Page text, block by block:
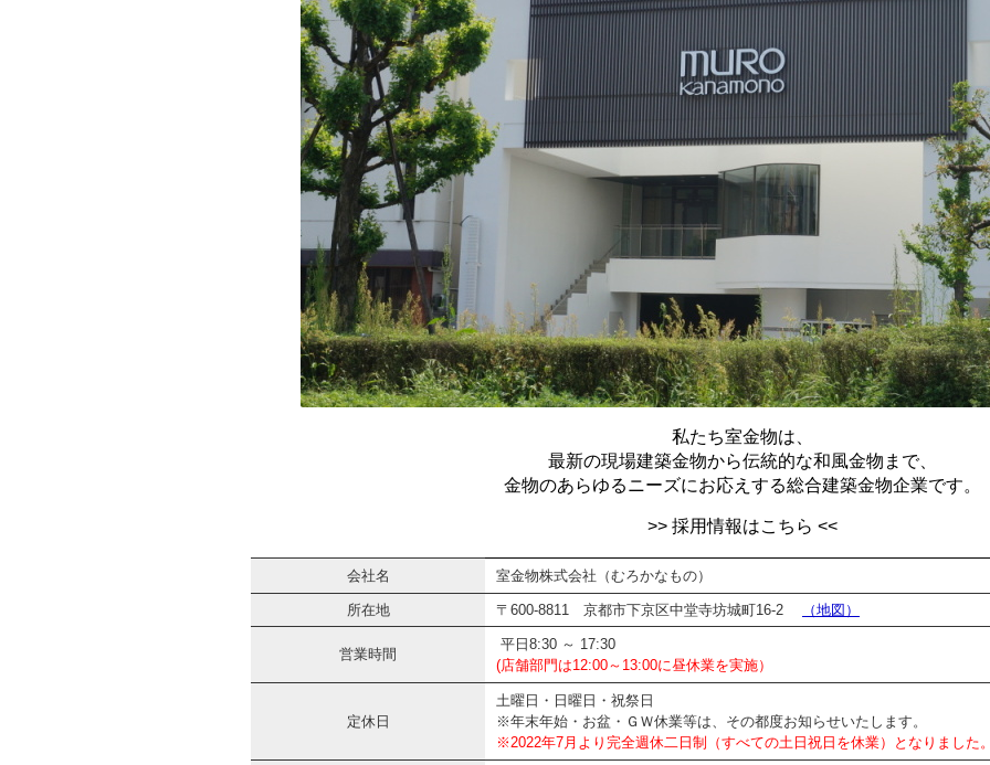
私たち室金物は、
最新の現場建築金物から伝統的な和風金物まで、
金物のあらゆるニーズにお応えする総合建築金物企業です。
>> 採用情報はこちら <<
会社名 室金物株式会社（むろかなもの）
所在地 〒600-8811 京都市下京区中堂寺坊城町16-2 （地図）
営業時間
平日8:30 ～ 17:30
(店舗部門は12:00～13:00に昼休業を実施）
定休日
土曜日・日曜日・祝祭日
※年末年始・お盆・ＧＷ休業等は、その都度お知らせいたします。
※2022年7月より完全週休二日制（すべての土日祝日を休業）となりました。